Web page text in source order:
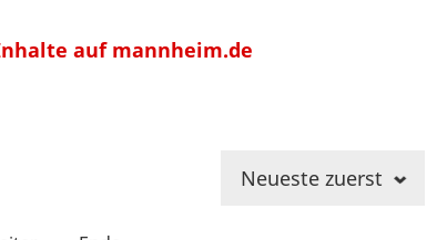
auf mannheim.de
Neueste zuerst